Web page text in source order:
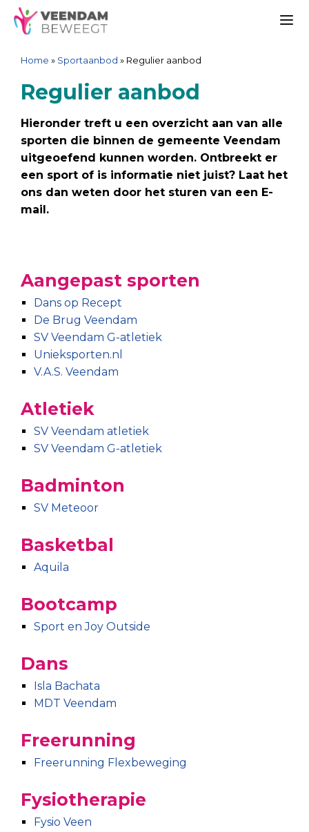
Ga
naar
inhoud
Spring
naar
navigatie
Sitemap
Ga
naar
inhoud
Home » Sportaanbod » Regulier aanbod
Regulier aanbod
Hieronder treft u een overzicht aan van alle
sporten die binnen de gemeente Veendam
uitgeoefend kunnen worden. Ontbreekt er
een sport of is informatie niet juist? Laat het
ons dan weten door het sturen van een E-
mail.
Aangepast sporten
Dans op Recept
De Brug Veendam
SV Veendam G-atletiek
Unieksporten.nl
V.A.S. Veendam
Atletiek
SV Veendam atletiek
SV Veendam G-atletiek
Badminton
SV Meteoor
Basketbal
Aquila
Bootcamp
Sport en Joy Outside
Dans
Isla Bachata
MDT Veendam
Freerunning
Freerunning Flexbeweging
Fysiotherapie
Fysio Veen